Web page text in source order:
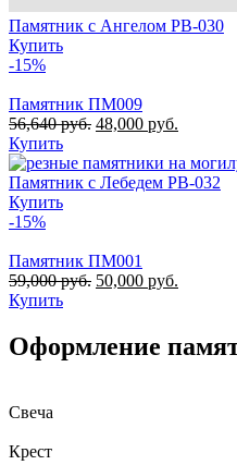
Памятник с Ангелом РВ-030
Купить
-15%
Памятник ПМ009
56,640руб. 48,000 руб.
Купить
Памятник с Лебедем РВ-032
Купить
-15%
Памятник ПМ001
59,000руб. 50,000 руб.
Купить
Оформление
Свеча
Крест